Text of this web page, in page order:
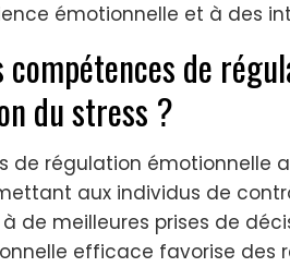
émotionnelle et à des
compétences de
du stress ?
de régulation émotionnelle
aux individus de
de meilleures prises de
efficace favorise des